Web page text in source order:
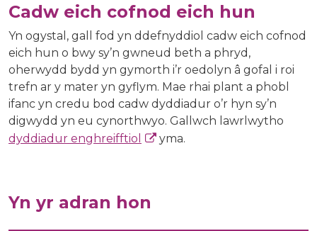
Cadw eich cofnod eich hun
Yn ogystal, gall fod yn ddefnyddiol cadw eich cofnod
eich hun o bwy sy’n gwneud beth a phryd,
oherwydd bydd yn gymorth i’r oedolyn â gofal i roi
trefn ar y mater yn gyflym. Mae rhai plant a phobl
ifanc yn credu bod cadw dyddiadur o’r hyn sy’n
digwydd yn eu cynorthwyo. Gallwch lawrlwytho
dyddiadur enghreifftiol
yma.
Yn yr adran hon